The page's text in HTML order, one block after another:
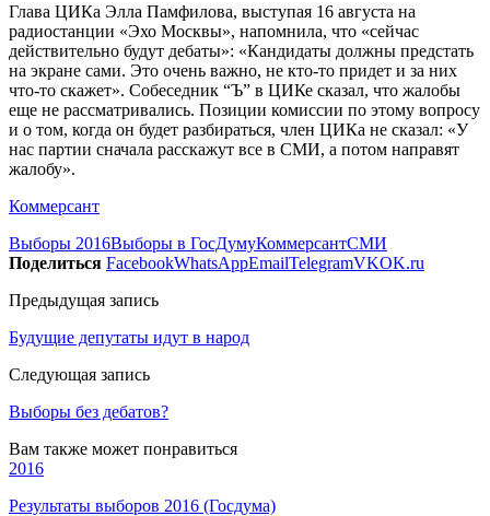
Глава ЦИКа Элла Памфилова, выступая 16 августа на
радиостанции «Эхо Москвы», напомнила, что «сейчас
действительно будут дебаты»: «Кандидаты должны предстать
на экране сами. Это очень важно, не кто-то придет и за них
что-то скажет». Собеседник “Ъ” в ЦИКе сказал, что жалобы
еще не рассматривались. Позиции комиссии по этому вопросу
и о том, когда он будет разбираться, член ЦИКа не сказал: «У
нас партии сначала расскажут все в СМИ, а потом направят
жалобу».
Коммерсант
Выборы 2016Выборы в ГосДумуКоммерсантСМИ
Поделиться FacebookWhatsAppEmailTelegramVKOK.ru
Предыдущая запись
Будущие депутаты идут в народ
Следующая запись
Выборы без дебатов?
Вам также может понравиться
2016
Результаты выборов 2016 (Госдума)